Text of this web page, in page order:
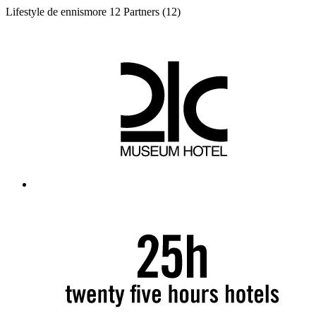
Lifestyle de ennismore 12 Partners (12)